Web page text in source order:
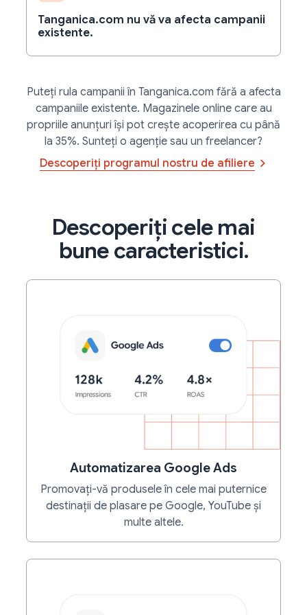
Află mai multe
dvs. de comerț electronic.
Statistici despre produse și categorii, surse de
comenzi și multe altele.
Imagini și videoclipuri ale produsului.
Tanganica.com nu vă va afecta campanii
existente.
Puteți rula campanii în Tanganica.com fără a afecta
campaniile existente. Magazinele online care au
propriile anunțuri își pot crește acoperirea cu până
la 35%. Sunteți o agenție sau un freelancer?
Descoperiți programul nostru de afiliere
Descoperiți cele mai
bune caracteristici.
Automatizarea Google Ads
Promovați-vă produsele în cele mai puternice
destinații de plasare pe Google, YouTube și
multe altele.